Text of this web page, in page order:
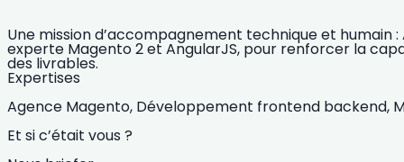
Une mission d’accompagnement technique et humain
experte Magento 2 et AngularJS, pour renforcer la
des livrables.
Expertises
Agence Magento, Développement frontend backend,
Et si c’était vous ?